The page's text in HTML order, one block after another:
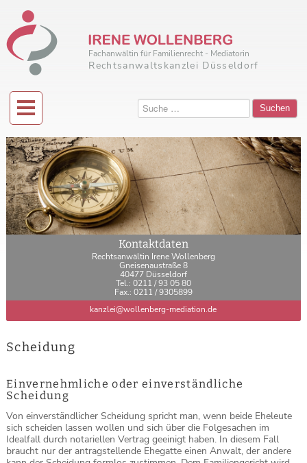
Fachanwältin für Familienrecht - Mediatorin
Rechtsanwaltskanzlei Düsseldorf
Suchen
Kontaktdaten
Rechtsanwältin Irene Wollenberg
Gneisenaustraße 8
40477 Düsseldorf
Tel.: 0211 / 93 05 80
Fax.: 0211 / 9305899
kanzlei@wollenberg-mediation.de
Scheidung
Einvernehmliche oder einverständliche
Scheidung
Von einverständlicher Scheidung spricht man, wenn beide Eheleute
sich scheiden lassen wollen und sich über die Folgesachen im
Idealfall durch notariellen Vertrag geeinigt haben. In diesem Fall
braucht nur der antragstellende Ehegatte einen Anwalt, der andere